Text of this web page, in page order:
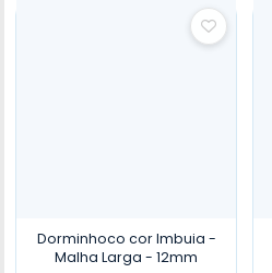
Dorminhoco cor Imbuia -
Malha Larga - 12mm